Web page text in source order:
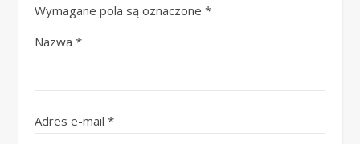
Wymagane pola są oznaczone *
Nazwa *
Adres e-mail *